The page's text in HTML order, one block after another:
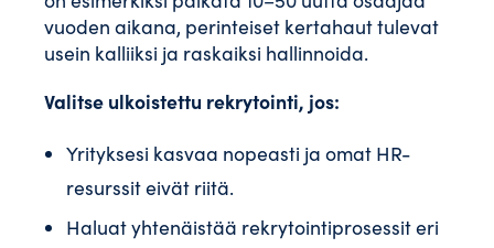
vuoden aikana, perinteiset kertahaut tulevat
usein kalliiksi ja raskaiksi hallinnoida.
Valitse ulkoistettu rekrytointi, jos:
Yrityksesi kasvaa nopeasti ja omat HR-
resurssit eivät riitä.
Haluat yhtenäistää rekrytointiprosessit eri